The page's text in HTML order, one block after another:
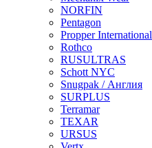
NORFIN
Pentagon
Propper International
Rothco
RUSULTRAS
Schott NYC
Snugpak / Англия
SURPLUS
Terramar
TEXAR
URSUS